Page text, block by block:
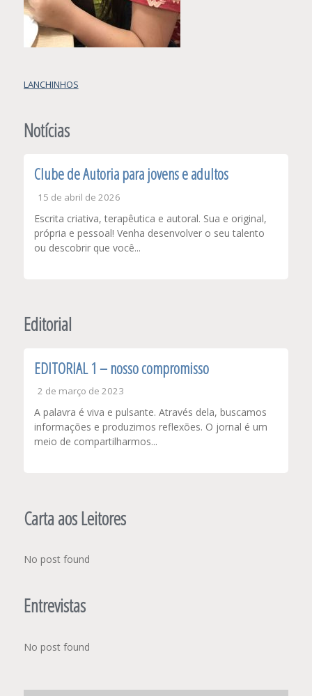
Navegação
Post
LANCHINHOS
Notícias
Clube de Autoria para jovens e adultos
15 de abril de 2026
Escrita criativa, terapêutica e autoral. Sua e original,
própria e pessoal! Venha desenvolver o seu talento
ou descobrir que você...
Editorial
EDITORIAL 1 – nosso compromisso
2 de março de 2023
A palavra é viva e pulsante. Através dela, buscamos
informações e produzimos reflexões. O jornal é um
meio de compartilharmos...
Carta aos Leitores
No post found
Entrevistas
No post found